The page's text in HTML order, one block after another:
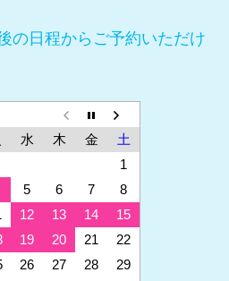
の日程からご予約いただけ
水 木 金
土
1
5 6 7
8
12 13 14
15
19 20 21
22
26 27 28
29